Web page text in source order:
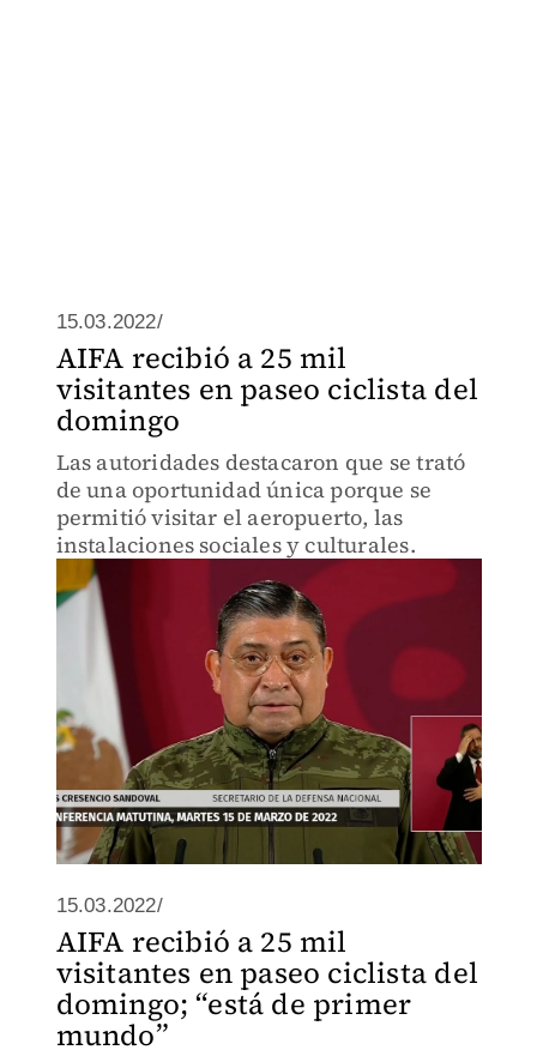
15.03.2022/
AIFA recibió a 25 mil
visitantes en paseo ciclista del
domingo
Las autoridades destacaron que se trató
de una oportunidad única porque se
permitió visitar el aeropuerto, las
instalaciones sociales y culturales.
15.03.2022/
AIFA recibió a 25 mil
visitantes en paseo ciclista del
domingo; “está de primer
mundo”